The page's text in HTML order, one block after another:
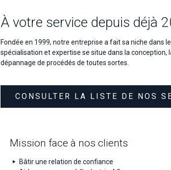
À votre service depuis déjà
Fondée en 1999, notre entreprise a fait sa niche dans
spécialisation et expertise se situe dans la
dépannage de procédés de toutes sortes.
CONSULTER LA LISTE DE NOS
Mission face à nos clients
Bâtir une relation de confiance